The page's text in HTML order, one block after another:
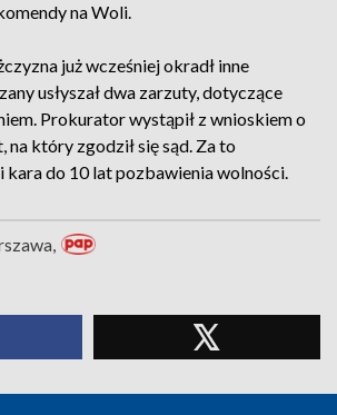
na Woli.
już wcześniej okradł inne
usłyszał dwa zarzuty, dotyczące
Prokurator wystąpił z wnioskiem o
który zgodził się sąd. Za to
do 10 lat pozbawienia wolności.